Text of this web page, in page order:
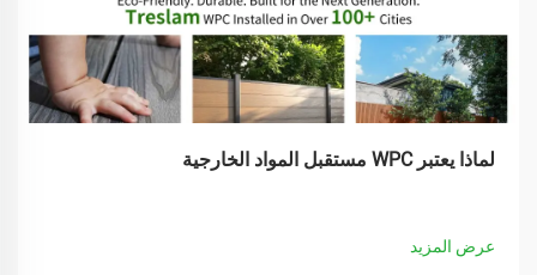
لماذا يعتبر WPC مستقبل المواد الخارجية
عرض المزيد